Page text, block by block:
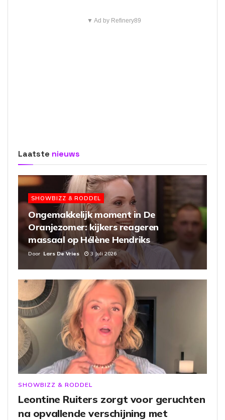
▼ Ad by Refinery89
Laatste nieuws
SHOWBIZZ & RODDEL
Ongemakkelijk moment in De
Oranjezomer: kijkers reageren
massaal op Hélène Hendriks
Door Lars De Vries 3 Juli 2026
SHOWBIZZ & RODDEL
Leontine Ruiters zorgt voor geruchten
na opvallende verschijning met